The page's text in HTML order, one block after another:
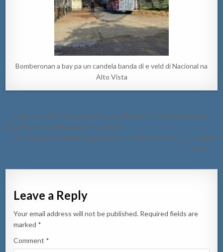
Bomberonan a bay pa un candela banda di e veld di Nacional na
Alto Vista
Post
navigation
← Francine Pieternella a gradua como Bachelor den Organization,
Governance and Management (OGM)
Let’s Move for Mental Health 5th Gold Mine Walk and Run un gran
exito →
Leave a Reply
Your email address will not be published. Required fields are
marked *
Comment *